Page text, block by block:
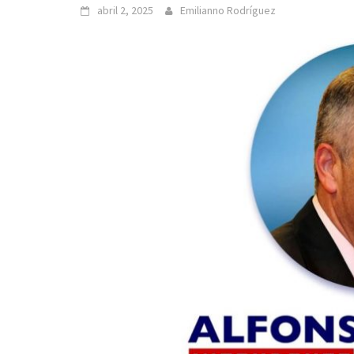
abril 2, 2025 Emilianno Rodríguez